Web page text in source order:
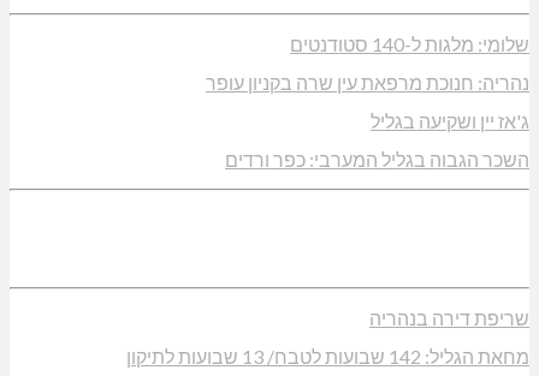
שלומי: מלגות ל-140 סטודנטים
נהריה: חנוכת מרפאת עין שרה בקניון עופר
ג'אז יין ושקיעה בגליל
השכר הגבוה בגליל המערבי: כפר ורדים
שריפת דירה בנהריה
מחאת הגליל: 142 שבועות לטבח/ 13 שבועות לתיקון